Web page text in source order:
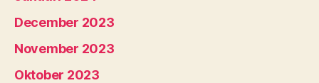
December 2023
November 2023
Oktober 2023